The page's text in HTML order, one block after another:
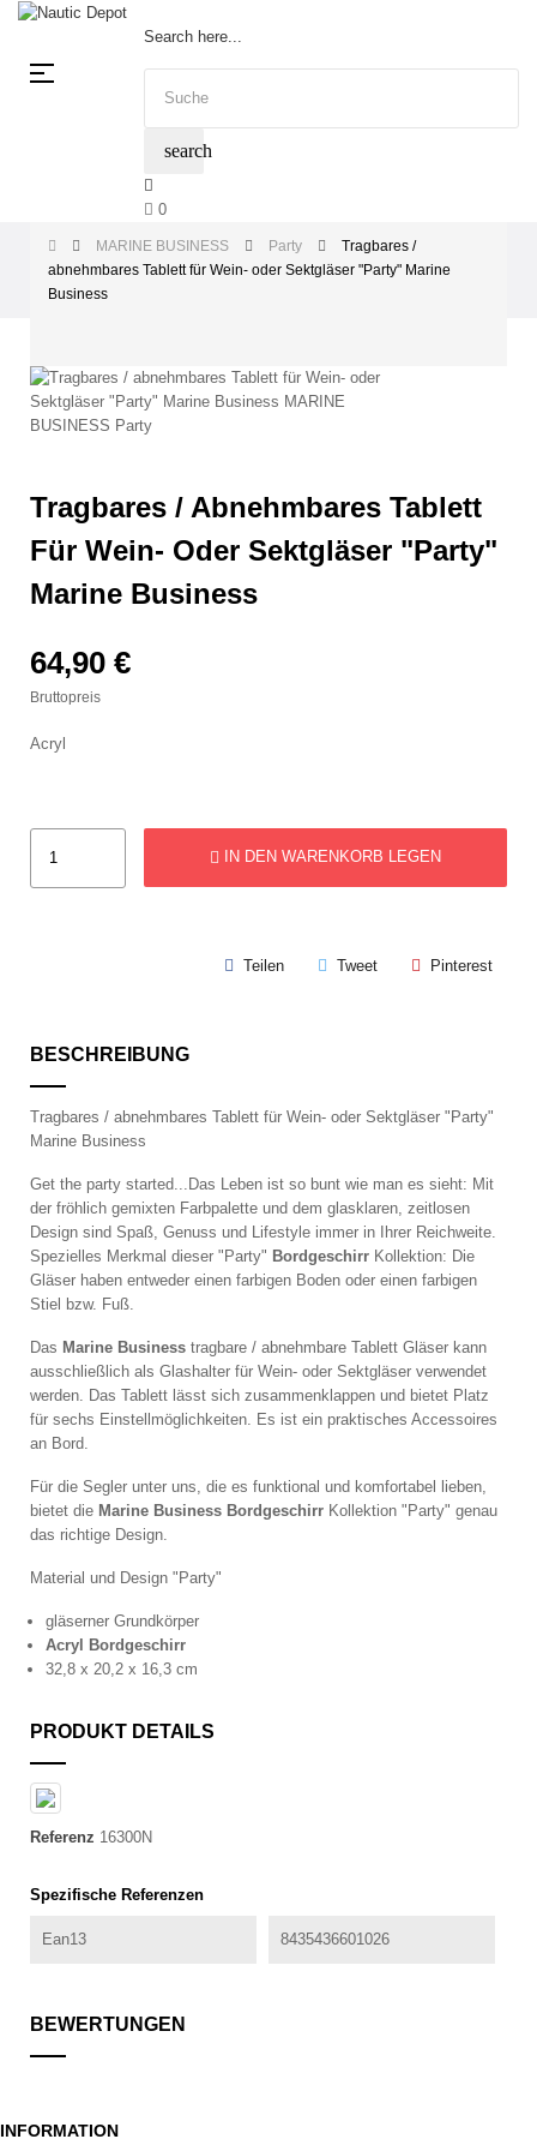
Umschalten
☰
Search here...
search
0
MARINE BUSINESS Party
Tragbares /
abnehmbares Tablett für Wein- oder Sektgläser "Party" Marine
Business
Tragbares / Abnehmbares Tablett
Für Wein- Oder Sektgläser "Party"
Marine Business
64,90 €
Bruttopreis
Acryl
IN DEN WARENKORB LEGEN
Teilen Tweet Pinterest
BESCHREIBUNG
Tragbares / abnehmbares Tablett für Wein- oder Sektgläser "Party"
Marine Business
Get the party started...Das Leben ist so bunt wie man es sieht: Mit
der fröhlich gemixten Farbpalette und dem glasklaren, zeitlosen
Design sind Spaß, Genuss und Lifestyle immer in Ihrer Reichweite.
Spezielles Merkmal dieser "Party" Bordgeschirr Kollektion: Die
Gläser haben entweder einen farbigen Boden oder einen farbigen
Stiel bzw. Fuß.
Das Marine Business tragbare / abnehmbare Tablett Gläser kann
ausschließlich als Glashalter für Wein- oder Sektgläser verwendet
werden. Das Tablett lässt sich zusammenklappen und bietet Platz
für sechs Einstellmöglichkeiten. Es ist ein praktisches Accessoires
an Bord.
Für die Segler unter uns, die es funktional und komfortabel lieben,
bietet die Marine Business Bordgeschirr Kollektion "Party" genau
das richtige Design.
Material und Design "Party"
gläserner Grundkörper
Acryl Bordgeschirr
32,8 x 20,2 x 16,3 cm
PRODUKT DETAILS
Referenz 16300N
Spezifische Referenzen
Ean13 8435436601026
BEWERTUNGEN
INFORMATION